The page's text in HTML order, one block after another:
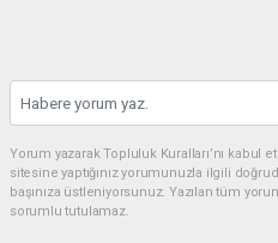
Yorum yazarak Topluluk Kuralları’nı kabul
sitesine yaptığınız yorumunuzla ilgili
başınıza üstleniyorsunuz. Yazılan tüm
sorumlu tutulamaz.